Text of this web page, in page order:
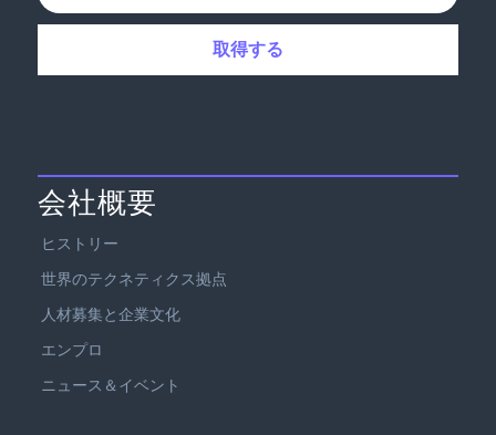
会社概要
ヒストリー
世界のテクネティクス拠点
人材募集と企業文化
エンプロ
ニュース＆イベント